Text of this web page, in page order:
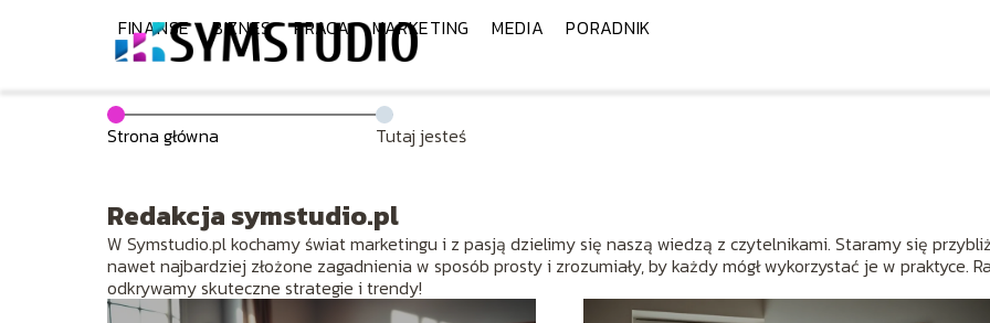
FINANSE BIZNES PRACA MARKETING MEDIA PORADNIK
Strona główna Tutaj jesteś
Redakcja symstudio.pl
W Symstudio.pl kochamy świat marketingu i z pasją dzielimy się naszą wiedzą z czytelnikami. Staramy się
nawet najbardziej złożone zagadnienia w sposób prosty i zrozumiały, by każdy mógł wykorzystać je w praktyce.
odkrywamy skuteczne strategie i trendy!